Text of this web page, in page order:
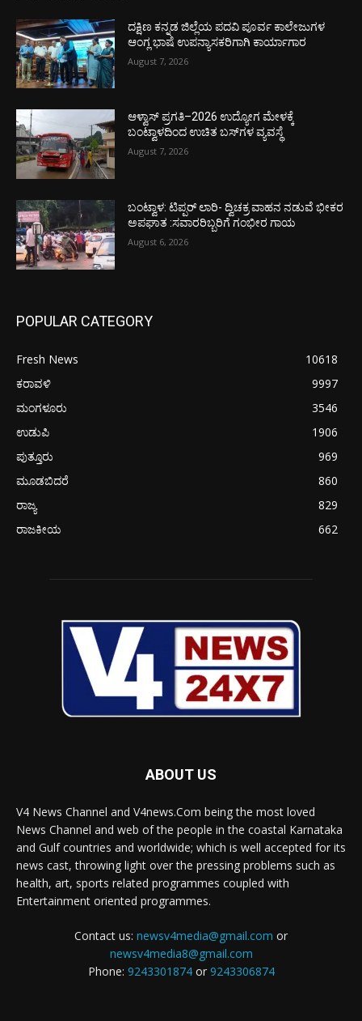
ದಕ್ಷಿಣ ಕನ್ನಡ ಜಿಲ್ಲೆಯ ಪದವಿ ಪೂರ್ವ ಕಾಲೇಜುಗಳ
ಆಂಗ್ಲ ಭಾಷೆ ಉಪನ್ಯಾಸಕರಿಗಾಗಿ ಕಾರ್ಯಾಗಾರ
August 7, 2026
ಆಳ್ವಾಸ್ ಪ್ರಗತಿ–2026 ಉದ್ಯೋಗ ಮೇಳಕ್ಕೆ
ಬಂಟ್ವಾಳದಿಂದ ಉಚಿತ ಬಸ್‌ಗಳ ವ್ಯವಸ್ಥೆ
August 7, 2026
ಬಂಟ್ವಾಳ: ಟಿಪ್ಪರ್ ಲಾರಿ- ದ್ವಿಚಕ್ರ ವಾಹನ ನಡುವೆ ಭೀಕರ
ಅಪಘಾತ :ಸವಾರರಿಬ್ಬರಿಗೆ ಗಂಭೀರ ಗಾಯ
August 6, 2026
POPULAR CATEGORY
Fresh News
10618
ಕರಾವಳಿ
9997
ಮಂಗಳೂರು
3546
ಉಡುಪಿ
1906
ಪುತ್ತೂರು
969
ಮೂಡಬಿದರೆ
860
ರಾಜ್ಯ
829
ರಾಜಕೀಯ
662
ABOUT US
V4 News Channel and V4news.Com being the most loved
News Channel and web of the people in the coastal Karnataka
and Gulf countries and worldwide; which is well accepted for its
news cast, throwing light over the pressing problems such as
health, art, sports related programmes coupled with
Entertainment oriented programmes.
Contact us: newsv4media@gmail.com or
newsv4media8@gmail.com
Phone: 9243301874or 9243306874